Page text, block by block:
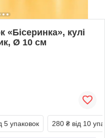
«Бісеринка», кулі
Ø 10 см
5 упаковок 280 ₴ від 10